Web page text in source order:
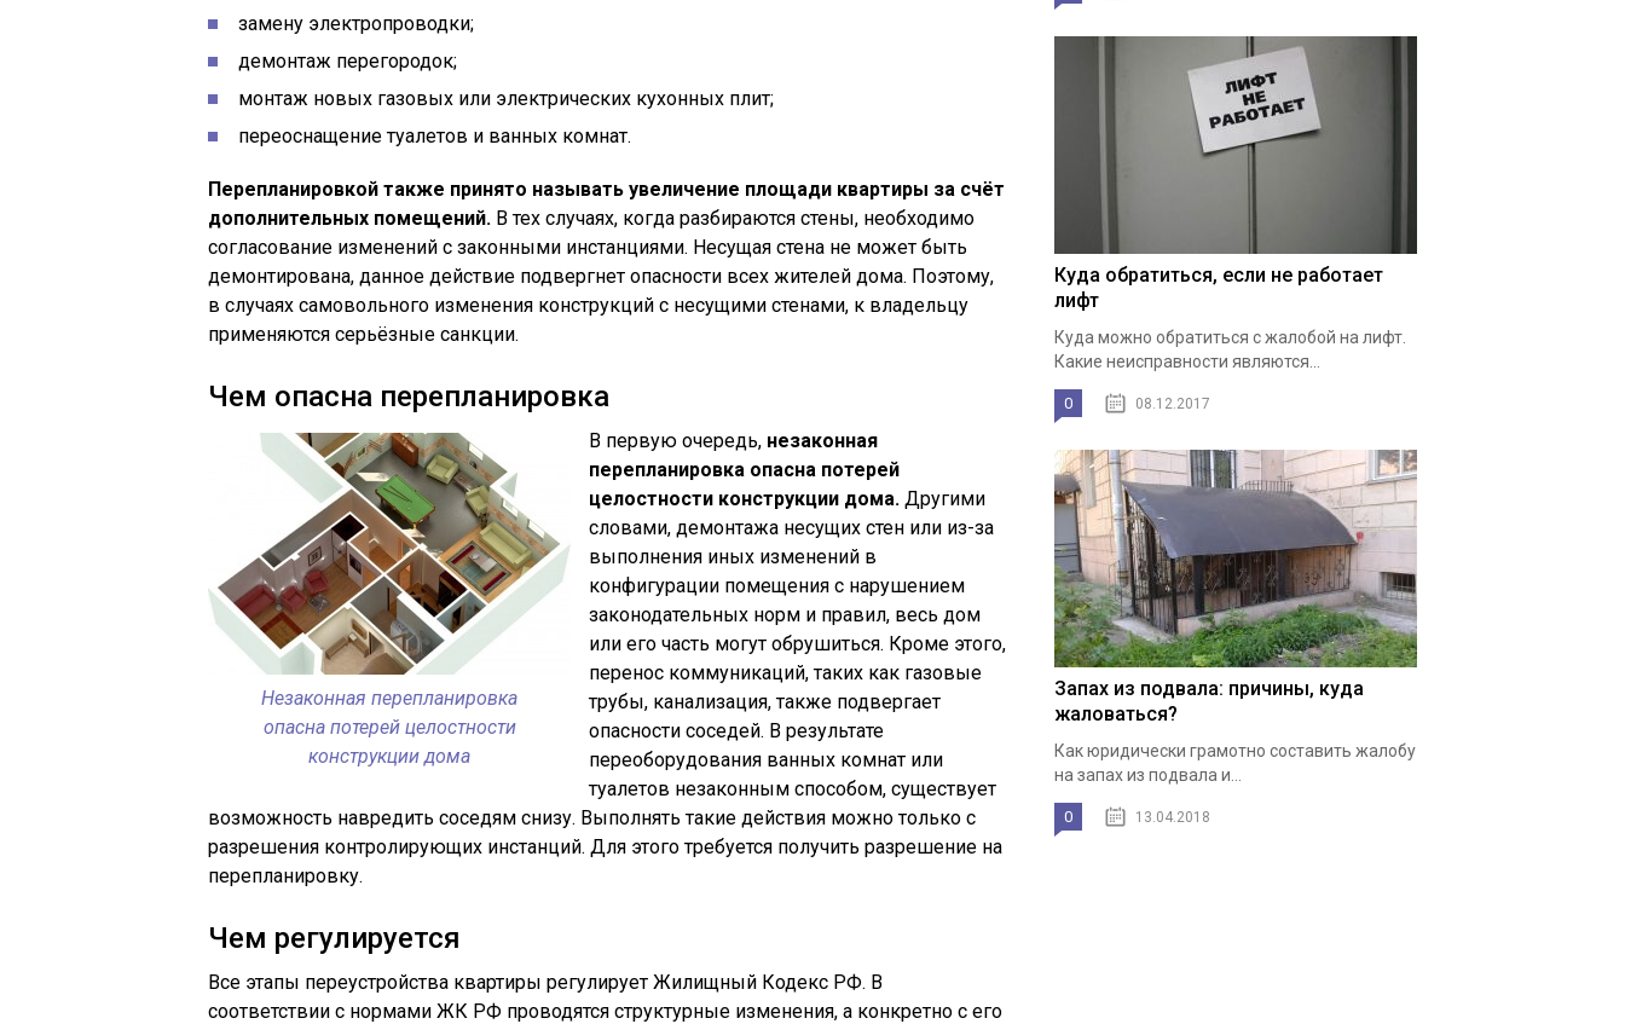
замену электропроводки;
демонтаж перегородок;
монтаж новых газовых или электрических кухонных плит;
переоснащение туалетов и ванных комнат.
Перепланировкой также принято называть увеличение площади квартиры за счёт
дополнительных помещений. В тех случаях, когда разбираются стены, необходимо
согласование изменений с законными инстанциями. Несущая стена не может быть
демонтирована, данное действие подвергнет опасности всех жителей дома. Поэтому,
в случаях самовольного изменения конструкций с несущими стенами, к владельцу
применяются серьёзные санкции.
Чем опасна перепланировка
Незаконная перепланировка
опасна потерей целостности
конструкции дома
В первую очередь, незаконная
перепланировка опасна потерей
целостности конструкции дома. Другими
словами, демонтажа несущих стен или из-за
выполнения иных изменений в
конфигурации помещения с нарушением
законодательных норм и правил, весь дом
или его часть могут обрушиться. Кроме этого,
перенос коммуникаций, таких как газовые
трубы, канализация, также подвергает
опасности соседей. В результате
переоборудования ванных комнат или
туалетов незаконным способом, существует
возможность навредить соседям снизу. Выполнять такие действия можно только с
разрешения контролирующих инстанций. Для этого требуется получить разрешение на
перепланировку.
Чем регулируется
Все этапы переустройства квартиры регулирует Жилищный Кодекс РФ. В
соответствии с нормами ЖК РФ проводятся структурные изменения, а конкретно с его
Куда обратиться, если не работает
лифт
Куда можно обратиться с жалобой на лифт.
Какие неисправности являются...
0 08.12.2017
Запах из подвала: причины, куда
жаловаться?
Как юридически грамотно составить жалобу
на запах из подвала и...
0 13.04.2018